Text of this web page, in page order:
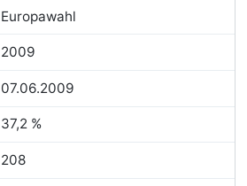
Europawahl
2009
07.06.2009
37,2 %
208